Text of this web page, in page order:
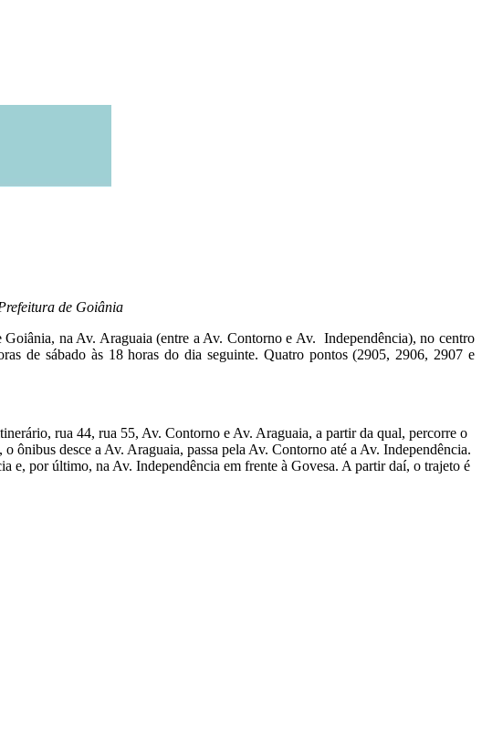
de Goiânia
na Av. Araguaia (entre a Av. Contorno e Av. Independência), no centro
de sábado às 18 horas do dia seguinte. Quatro pontos (2905, 2906, 2907 e
rua 44, rua 55, Av. Contorno e Av. Araguaia, a partir da qual, percorre o
desce a Av. Araguaia, passa pela Av. Contorno até a Av. Independência.
e, por último, na Av. Independência em frente à Govesa. A partir daí, o trajeto é